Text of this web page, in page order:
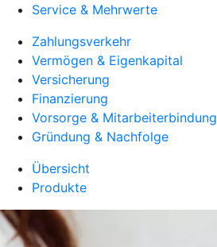
Service & Mehrwerte
Zahlungsverkehr
Vermögen & Eigenkapital
Versicherung
Finanzierung
Vorsorge & Mitarbeiterbindung
Gründung & Nachfolge
Übersicht
Produkte